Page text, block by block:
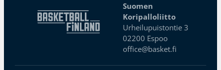
Suomen
Koripalloliitto
Urheilupuistontie 3
02200 Espoo
office@basket.fi